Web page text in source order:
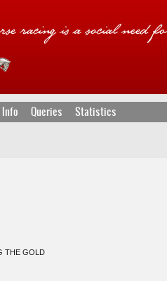
Queries Statistics
THE GOLD